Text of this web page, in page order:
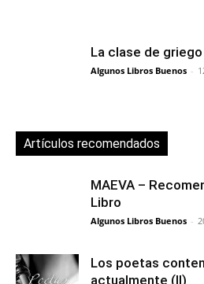
La clase de griego
Algunos Libros Buenos -
Artículos recomendados
MAEVA –
Libro
Algunos Libros Buenos -
Los poetas
actualmente (II)